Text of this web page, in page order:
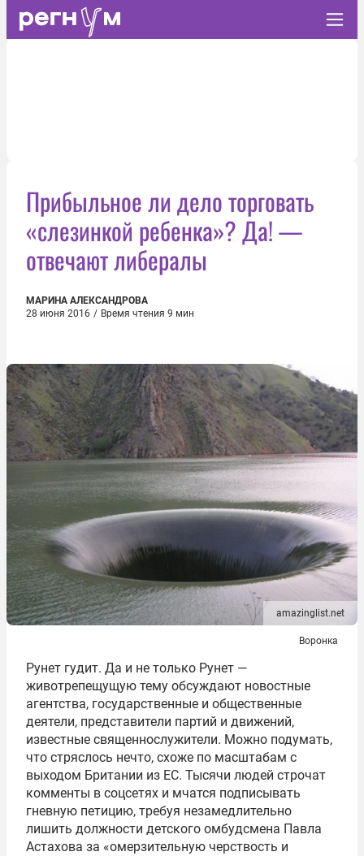
Прибыльное ли дело торговать
«слезинкой ребенка»? Да! —
отвечают либералы
МАРИНА АЛЕКСАНДРОВА
28 июня 2016 / Время чтения 9 мин
amazinglist.net
Воронка
Рунет гудит. Да и не только Рунет —
животрепещущую тему обсуждают новостные
агентства, государственные и общественные
деятели, представители партий и движений,
известные священнослужители. Можно подумать,
что стряслось нечто, схоже по масштабам с
выходом Британии из ЕС. Тысячи людей строчат
комменты в соцсетях и мчатся подписывать
гневную петицию, требуя незамедлительно
лишить должности детского омбудсмена Павла
Астахова за «омерзительную черствость и